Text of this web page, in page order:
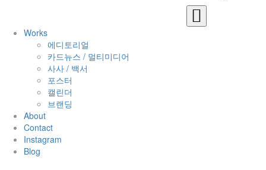
Works
에디토리얼
카드뉴스 / 멀티미디어
사사 / 백서
포스터
캘린더
브랜딩
About
Contact
Instagram
Blog